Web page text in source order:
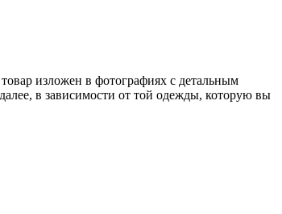
изложен в фотографиях с детальным
в зависимости от той одежды, которую вы